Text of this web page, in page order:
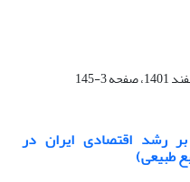
رشد اقتصادی ایران در
طبیعی)